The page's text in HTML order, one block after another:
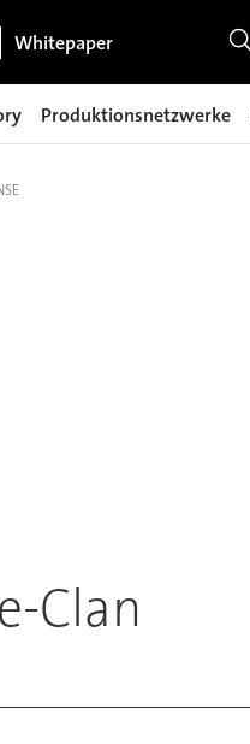
Whitepaper
Produktionsnetzwerke
Clan